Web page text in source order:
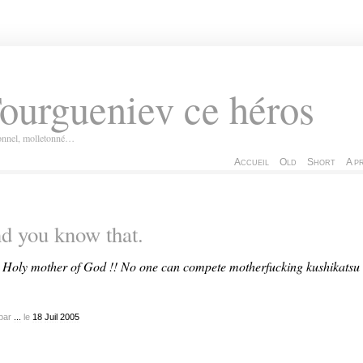
ce héros
molletonné…
Accueil Old Short A
you know that.
Holy mother of God !! No one can compete motherfucking kushikatsu
le 18 Juil 2005